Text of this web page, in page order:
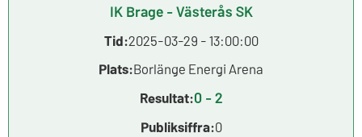
IK Brage - Västerås SK
Tid:2025-03-29 - 13:00:00
Plats:Borlänge Energi Arena
Resultat:0 - 2
Publiksiffra:0